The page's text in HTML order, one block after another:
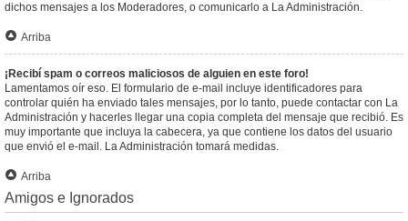
dichos mensajes a los Moderadores, o comunicarlo a La Administración.
Arriba
¡Recibí spam o correos maliciosos de alguien en este foro!
Lamentamos oír eso. El formulario de e-mail incluye identificadores para
controlar quién ha enviado tales mensajes, por lo tanto, puede contactar con La
Administración y hacerles llegar una copia completa del mensaje que recibió. Es
muy importante que incluya la cabecera, ya que contiene los datos del usuario
que envió el e-mail. La Administración tomará medidas.
Arriba
Amigos e Ignorados